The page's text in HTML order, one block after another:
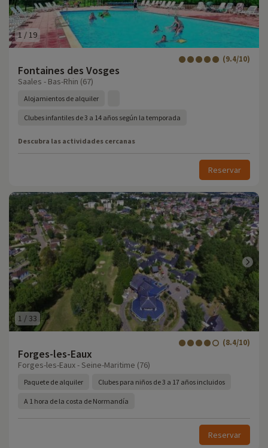
1 / 19
Fontaines des Vosges
(9.4/10)
Saales - Bas-Rhin (67)
Alojamientos de alquiler
Clubes infantiles de 3 a 14 años según la temporada
Descubra las actividades cercanas
Reservar
1 / 33
Forges-les-Eaux
(8.4/10)
Forges-les-Eaux - Seine-Maritime (76)
Paquete de alquiler Clubes para niños de 3 a 17 años incluidos
A 1 hora de la costa de Normandía
Reservar